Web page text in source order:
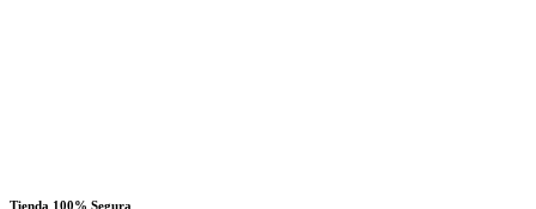
Tienda 100% Segura